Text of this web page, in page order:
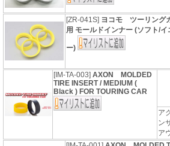
[ZR-041S] ヨコモ ツーリング
用 モールドインナー (ソフト/イ
ー)
[IM-TA-003]AXON MOLDED
TIRE INSERT / MEDIUM (
Black ) FOR TOURING CAR
ア
ン
ア